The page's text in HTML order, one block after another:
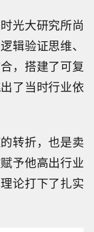
光大研究所尚
辑验证思维、
，搭建了可复
了当时行业依
转折，也是卖
予他高出行业
论打下了扎实